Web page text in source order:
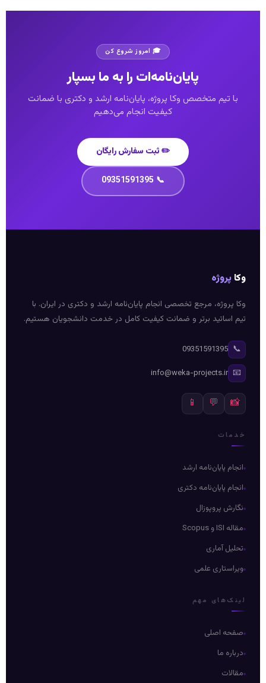
🎓 امروز شروع کن
پایان‌نامه‌ات را به ما بسپار
با تیم متخصص وکا پروژه، پایان‌نامه ارشد و دکتری با ضمانت
کیفیت انجام می‌دهیم
✏️ ثبت سفارش رایگان
📞 09351591395
وکا پروژه
وکا پروژه، مرجع تخصصی انجام پایان‌نامه ارشد و دکتری در ایران. با
تیم اساتید برتر و ضمانت کیفیت کامل در خدمت دانشجویان هستیم.
📞
09351591395
📧
info@weka-projects.ir
📸
💬
📱
خدمات
انجام پایان‌نامه ارشد
انجام پایان‌نامه دکتری
نگارش پروپوزال
مقاله ISI و Scopus
تحلیل آماری
ویراستاری علمی
لینک‌های مهم
صفحه اصلی
درباره ما
مقالات